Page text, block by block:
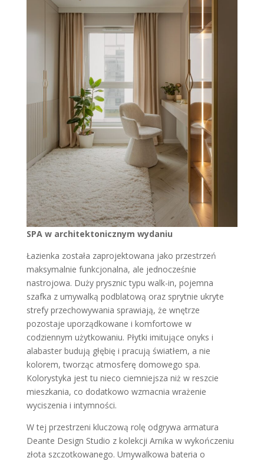
SPA w architektonicznym wydaniu
Łazienka została zaprojektowana jako przestrzeń
maksymalnie funkcjonalna, ale jednocześnie
nastrojowa. Duży prysznic typu walk-in, pojemna
szafka z umywalką podblatową oraz sprytnie ukryte
strefy przechowywania sprawiają, że wnętrze
pozostaje uporządkowane i komfortowe w
codziennym użytkowaniu. Płytki imitujące onyks i
alabaster budują głębię i pracują światłem, a nie
kolorem, tworząc atmosferę domowego spa.
Kolorystyka jest tu nieco ciemniejsza niż w reszcie
mieszkania, co dodatkowo wzmacnia wrażenie
wyciszenia i intymności.
W tej przestrzeni kluczową rolę odgrywa armatura
Deante Design Studio z kolekcji Arnika w wykończeniu
złota szczotkowanego. Umywalkowa bateria o